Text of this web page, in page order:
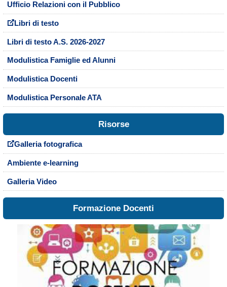
Ufficio Relazioni con il Pubblico
Libri di testo
Libri di testo A.S. 2026-2027
Modulistica Famiglie ed Alunni
Modulistica Docenti
Modulistica Personale ATA
Risorse
Galleria fotografica
Ambiente e-learning
Galleria Video
Formazione Docenti